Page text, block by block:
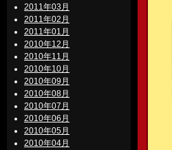
2011年03月
2011年02月
2011年01月
2010年12月
2010年11月
2010年10月
2010年09月
2010年08月
2010年07月
2010年06月
2010年05月
2010年04月